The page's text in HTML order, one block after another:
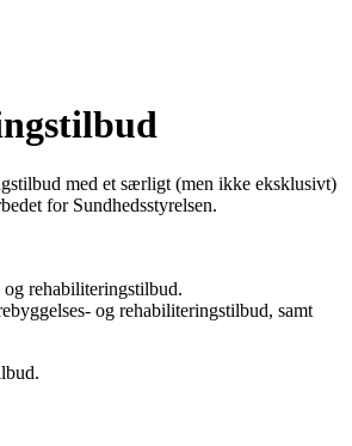
med et særligt (men ikke eksklusivt)
for Sundhedsstyrelsen.
rehabiliteringstilbud.
og rehabiliteringstilbud, samt